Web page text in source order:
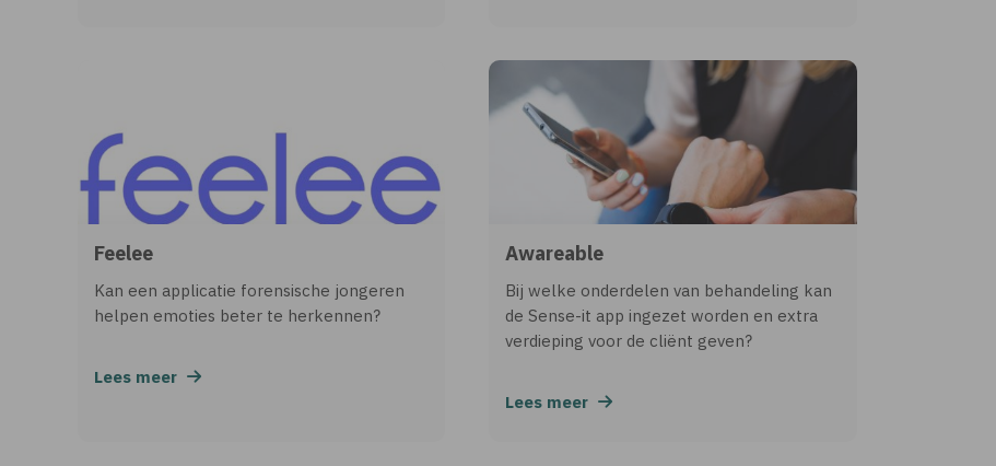
Feelee
Kan een applicatie forensische jongeren
helpen emoties beter te herkennen?
Lees meer
Awareable
Bij welke onderdelen van behandeling kan
de Sense-it app ingezet worden en extra
verdieping voor de cliënt geven?
Lees meer